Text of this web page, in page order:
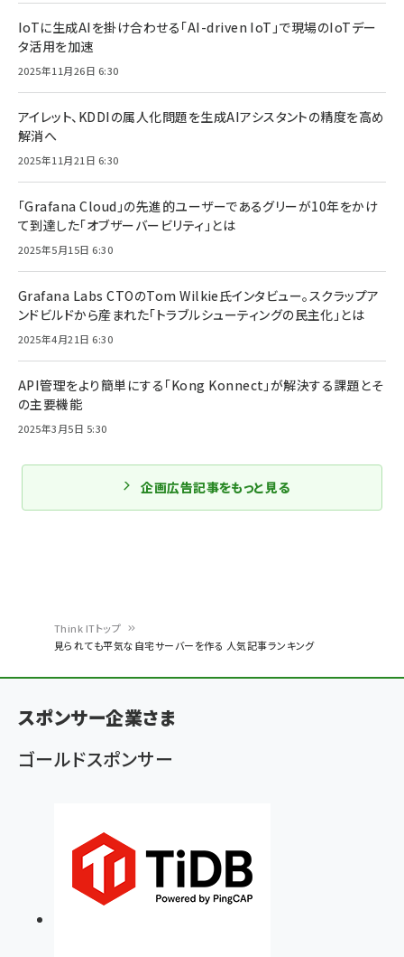
く
ず
Think ITトップ
見られても平気な自宅サーバーを作る 人気記事ランキング
IoTに生成AIを掛け合わせる「AI-driven IoT」で現場のIoTデー
タ活用を加速
2025年11月26日 6:30
アイレット、KDDIの属人化問題を生成AIアシスタントの精度を高め
解消へ
2025年11月21日 6:30
「Grafana Cloud」の先進的ユーザーであるグリーが10年をかけ
て到達した「オブザーバービリティ」とは
2025年5月15日 6:30
Grafana Labs CTOのTom Wilkie氏インタビュー。スクラップア
ンドビルドから産まれた「トラブルシューティングの民主化」とは
2025年4月21日 6:30
API管理をより簡単にする「Kong Konnect」が解決する課題とそ
の主要機能
2025年3月5日 5:30
企画広告記事をもっと見る
スポンサー企業さま
ゴールドスポンサー